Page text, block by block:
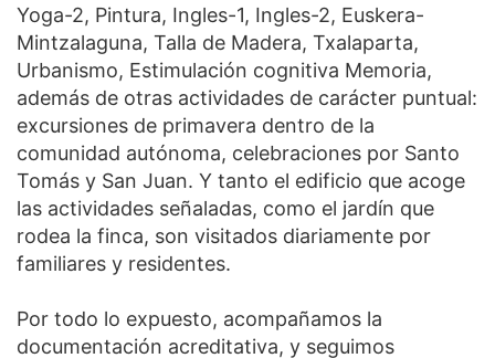
Yoga-2, Pintura, Ingles-1, Ingles-2, Euskera-
Mintzalaguna, Talla de Madera, Txalaparta,
Urbanismo, Estimulación cognitiva Memoria,
además de otras actividades de carácter puntual:
excursiones de primavera dentro de la
comunidad autónoma, celebraciones por Santo
Tomás y San Juan. Y tanto el edificio que acoge
las actividades señaladas, como el jardín que
rodea la finca, son visitados diariamente por
familiares y residentes.
Por todo lo expuesto, acompañamos la
documentación acreditativa, y seguimos